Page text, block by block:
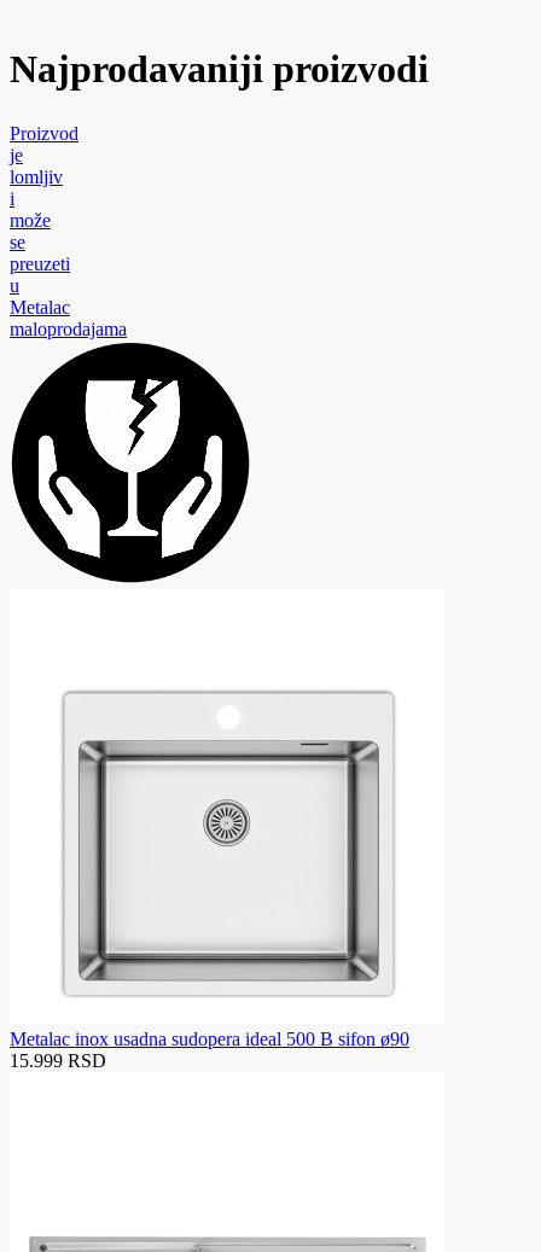
Najprodavaniji proizvodi
Proizvod
je
lomljiv
i
može
se
preuzeti
u
Metalac
maloprodajama
Metalac inox usadna sudopera ideal 500 B sifon ø90
15.999 RSD